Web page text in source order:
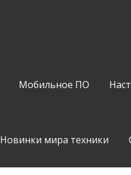
Мобильное ПО
Новинки мира техники